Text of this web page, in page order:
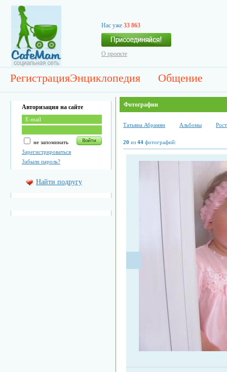
Нас уже 33 863
О проекте
РегистрацияЭнциклопедия Общение
Авторизация на сайте
не запоминать
Зарегистрироваться
Забыли пароль?
Найти подругу
Фотографии
Татьяна Абрамян Альбомы
20 из 44 фотографий: